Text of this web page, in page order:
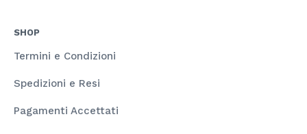
SHOP
Termini e Condizioni
Spedizioni e Resi
Pagamenti Accettati